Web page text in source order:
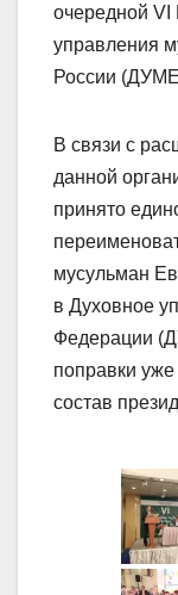
очередной
управления
России
В связи с
данной
принято
мусульман
в Духовное
Федерации
поправки
состав